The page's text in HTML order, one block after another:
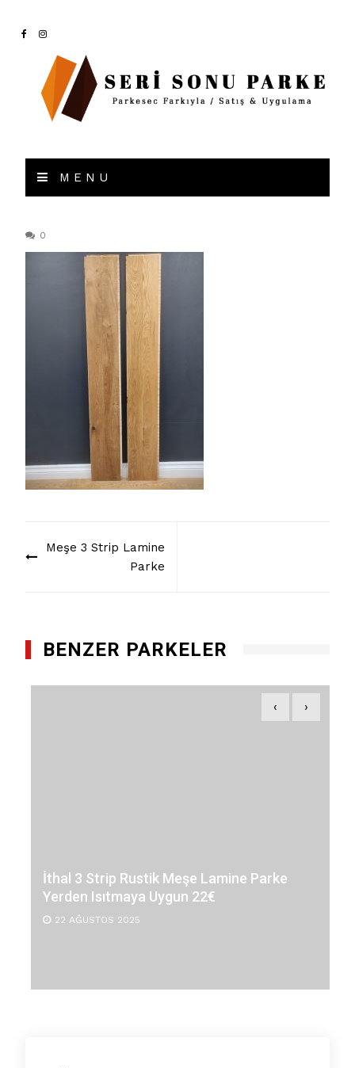
MENU
0
dolaşımı
Meşe 3 Strip Lamine
Parke
BENZER PARKELER
‹ ›